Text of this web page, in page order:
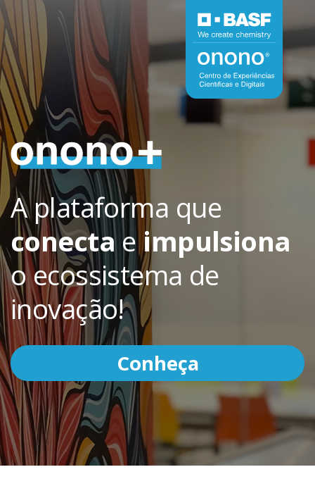
A plataforma que
conectaeimpulsiona
o ecossistema de
inovação!
Conheça